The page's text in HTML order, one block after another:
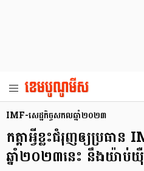
IMF-សេដ្ឋកិច្ចសកលឆ្នាំ២០២៣
កត្តាអ្វីខ្លះជំរុញឲ្យប្រធាន
ឆ្នាំ២០២៣នេះ នឹងយ៉ាប់